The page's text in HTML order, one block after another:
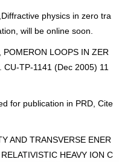
physics in zero tra
will be online soon.
LOOPS IN ZER
CU-TP-1141 (Dec 2005) 11
for publication in PRD, Cite
AND TRANSVERSE ENER
HEAVY ION C